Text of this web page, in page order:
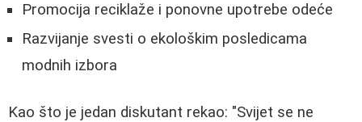
Promocija reciklaže i ponovne upotrebe odeće
Razvijanje svesti o ekološkim posledicama
modnih izbora
Kao što je jedan diskutant rekao: "Svijet se ne